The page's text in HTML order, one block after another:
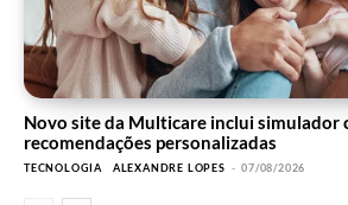
Novo site da Multicare inclui simulador
recomendações personalizadas
TECNOLOGIA ALEXANDRE LOPES - 07/08/2026